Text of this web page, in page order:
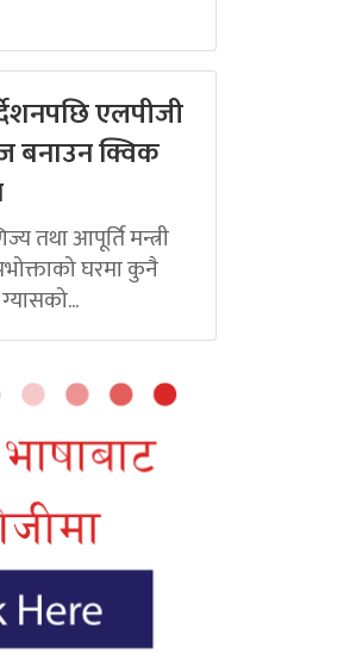
एलपीजी
बनाउन क्विक
तथा आपूर्ति मन्त्री
घरमा कुनै